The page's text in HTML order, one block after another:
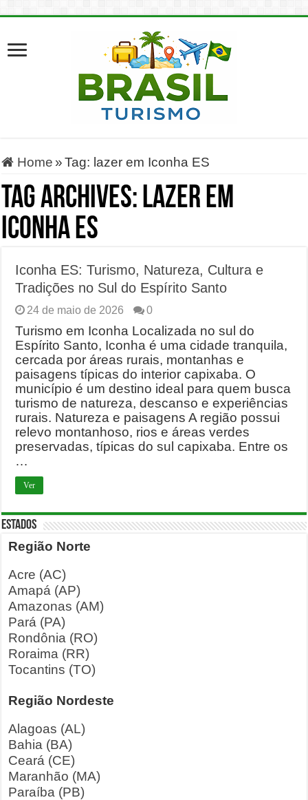
Home » Tag: lazer em Iconha ES
Tag Archives: lazer em
Iconha ES
Iconha ES: Turismo, Natureza, Cultura e
Tradições no Sul do Espírito Santo
24 de maio de 2026 0
Turismo em Iconha Localizada no sul do
Espírito Santo, Iconha é uma cidade tranquila,
cercada por áreas rurais, montanhas e
paisagens típicas do interior capixaba. O
município é um destino ideal para quem busca
turismo de natureza, descanso e experiências
rurais. Natureza e paisagens A região possui
relevo montanhoso, rios e áreas verdes
preservadas, típicas do sul capixaba. Entre os
…
Ver
ESTADOS
Região Norte
Acre (AC)
Amapá (AP)
Amazonas (AM)
Pará (PA)
Rondônia (RO)
Roraima (RR)
Tocantins (TO)
Região Nordeste
Alagoas (AL)
Bahia (BA)
Ceará (CE)
Maranhão (MA)
Paraíba (PB)